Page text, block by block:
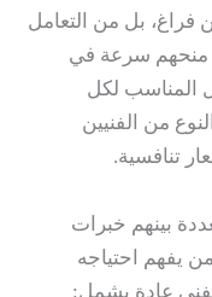
فراغ، بل من التعامل
منحهم سرعة في
المناسب لكل
من الفنيين
تنافسية.
بينهم خبرات
يفهم احتياجه
عادة يشمل: